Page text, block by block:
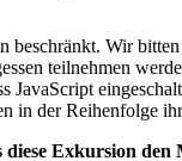
beschränkt. Wir
teilnehmen
JavaScript
in der Reihenfolge
Exkursion